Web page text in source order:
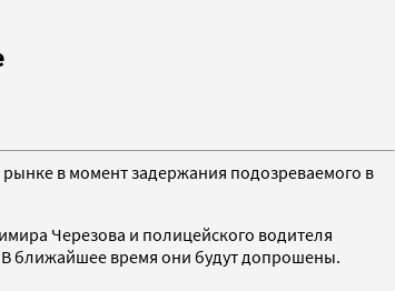
в момент задержания подозреваемого в
Черезова и полицейского водителя
В ближайшее время они будут допрошены.